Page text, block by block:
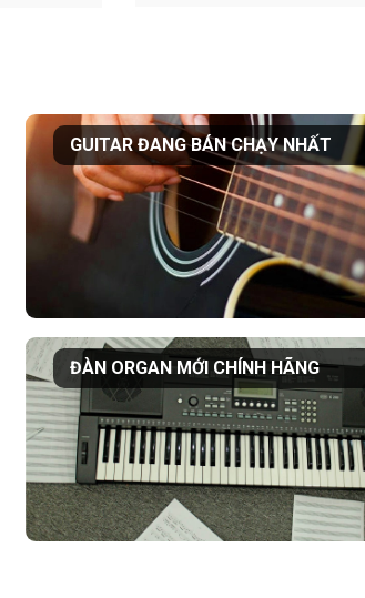
GUITAR ĐANG BÁN CHẠY NHẤT
ĐÀN ORGAN MỚI CHÍNH HÃNG